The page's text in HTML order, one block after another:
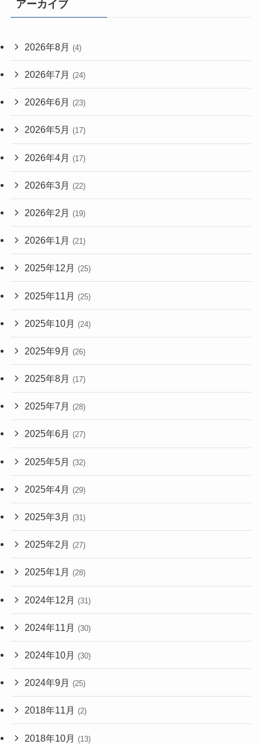
アーカイブ
2026年8月 (4)
2026年7月 (24)
2026年6月 (23)
2026年5月 (17)
2026年4月 (17)
2026年3月 (22)
2026年2月 (19)
2026年1月 (21)
2025年12月 (25)
2025年11月 (25)
2025年10月 (24)
2025年9月 (26)
2025年8月 (17)
2025年7月 (28)
2025年6月 (27)
2025年5月 (32)
2025年4月 (29)
2025年3月 (31)
2025年2月 (27)
2025年1月 (28)
2024年12月 (31)
2024年11月 (30)
2024年10月 (30)
2024年9月 (25)
2018年11月 (2)
2018年10月 (13)